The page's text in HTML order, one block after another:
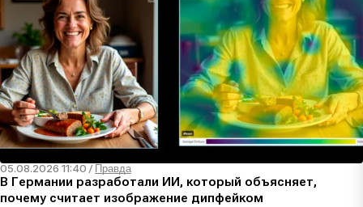
05.08.2026 11:40 / Правда
В Германии разработали ИИ, который объясняет,
почему считает изображение дипфейком